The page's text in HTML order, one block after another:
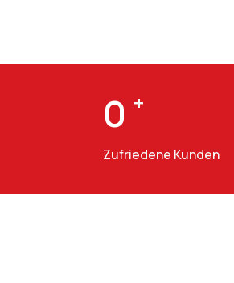
0 +
Zufriedene Kunden